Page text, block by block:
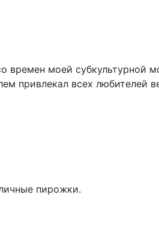
моей субкультурной
привлекал всех любителей
пирожки.